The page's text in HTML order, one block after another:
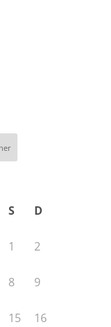
S D
1 2
8 9
15 16